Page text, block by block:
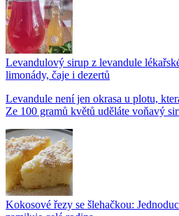
Levandulový sirup z levandule
limonády, čaje i dezertů
Levandule není jen okrasa u plotu,
Ze 100 gramů květů uděláte voňavý
Kokosové řezy se šlehačkou: